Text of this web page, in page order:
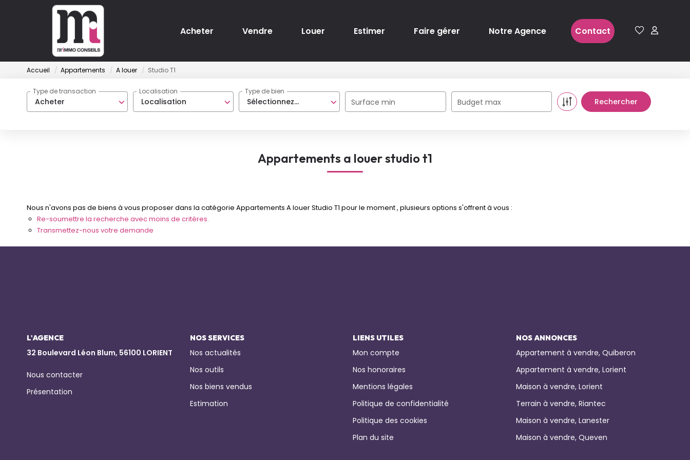
Acheter Vendre Louer Estimer Faire gérer Notre Agence Contact
Accueil Appartements A louer Studio T1
Acheter
Type de transaction
Localisation
Localisation
Sélectionnez...
Type de bien
Surface min Budget max
Appartements a louer studio t1
Nous n'avons pas de biens à vous proposer dans la catégorie Appartements A louer Studio T1 pour le moment , plusieurs options s'offrent à vous :
Re-soumettre la recherche avec moins de critères.
Transmettez-nous votre demande
L'AGENCE
32 Boulevard Léon Blum, 56100 LORIENT
Nous contacter
Présentation
NOS SERVICES
Nos actualités
Nos outils
Nos biens vendus
Estimation
LIENS UTILES
Mon compte
Nos honoraires
Mentions légales
Politique de confidentialité
Politique des cookies
Plan du site
NOS ANNONCES
Appartement à vendre, Quiberon
Appartement à vendre, Lorient
Maison à vendre, Lorient
Terrain à vendre, Riantec
Maison à vendre, Lanester
Maison à vendre, Queven